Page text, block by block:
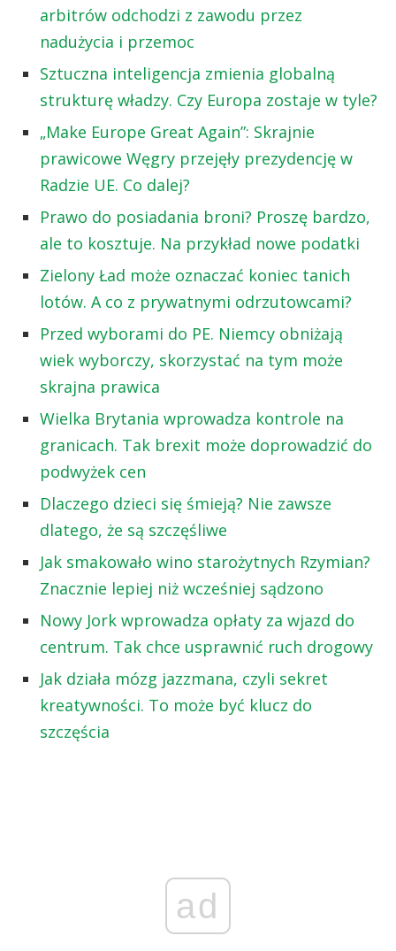
arbitrów odchodzi z zawodu przez
nadużycia i przemoc
Sztuczna inteligencja zmienia globalną
strukturę władzy. Czy Europa zostaje w tyle?
„Make Europe Great Again”: Skrajnie
prawicowe Węgry przejęły prezydencję w
Radzie UE. Co dalej?
Prawo do posiadania broni? Proszę bardzo,
ale to kosztuje. Na przykład nowe podatki
Zielony Ład może oznaczać koniec tanich
lotów. A co z prywatnymi odrzutowcami?
Przed wyborami do PE. Niemcy obniżają
wiek wyborczy, skorzystać na tym może
skrajna prawica
Wielka Brytania wprowadza kontrole na
granicach. Tak brexit może doprowadzić do
podwyżek cen
Dlaczego dzieci się śmieją? Nie zawsze
dlatego, że są szczęśliwe
Jak smakowało wino starożytnych Rzymian?
Znacznie lepiej niż wcześniej sądzono
Nowy Jork wprowadza opłaty za wjazd do
centrum. Tak chce usprawnić ruch drogowy
Jak działa mózg jazzmana, czyli sekret
kreatywności. To może być klucz do
szczęścia
ad